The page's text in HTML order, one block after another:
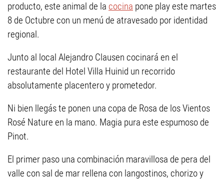
producto, este animal de la cocina pone play este martes
8 de Octubre con un menú de atravesado por identidad
regional.
Junto al local Alejandro Clausen cocinará en el
restaurante del Hotel Villa Huinid un recorrido
absolutamente placentero y prometedor.
Ni bien llegás te ponen una copa de Rosa de los Vientos
Rosé Nature en la mano. Magia pura este espumoso de
Pinot.
El primer paso una combinación maravillosa de pera del
valle con sal de mar rellena con langostinos, chorizo y